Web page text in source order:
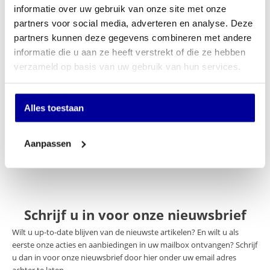
informatie over uw gebruik van onze site met onze
partners voor social media, adverteren en analyse. Deze
partners kunnen deze gegevens combineren met andere
informatie die u aan ze heeft verstrekt of die ze hebben
verzameld op basis van uw gebruik van hun services.
Alles toestaan
Aanpassen
Offerte aanvragen
Op verlanglijstje
Specificaties
Merk Filex Security
Slot
Schrijf u in voor onze nieuwsbrief
Wilt u up-to-date blijven van de nieuwste artikelen? En wilt u als
eerste onze acties en aanbiedingen in uw mailbox ontvangen? Schrijf
u dan in voor onze nieuwsbrief door hier onder uw email adres